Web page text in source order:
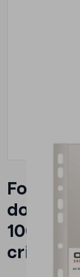
Folie
100/set,
cristal